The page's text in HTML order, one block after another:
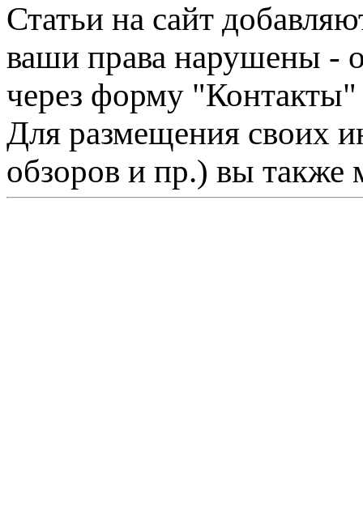
Статьи на сайт
ваши права нарушены -
через форму "Контакты"
Для размещения своих
обзоров и пр.) вы также